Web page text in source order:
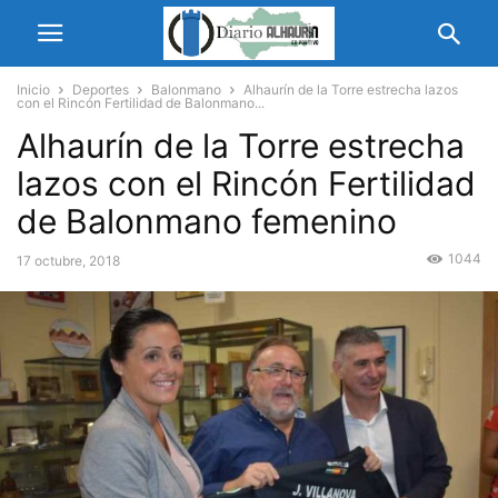
Inicio Deportes Balonmano
Alhaurín de la Torre estrecha lazos
con el Rincón Fertilidad de Balonmano...
Alhaurín de la Torre estrecha
lazos con el Rincón Fertilidad
de Balonmano femenino
17 octubre, 2018 1044